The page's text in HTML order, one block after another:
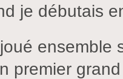
je débutais
ensemble
premier